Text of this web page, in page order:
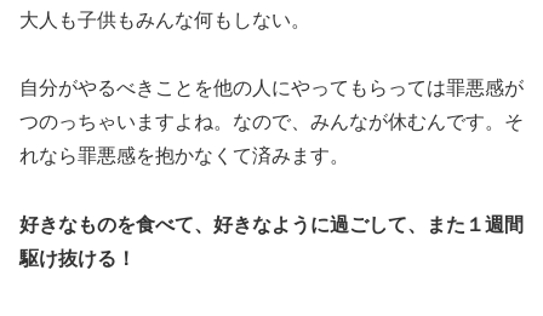
大人も子供もみんな何もしない。
自分がやるべきことを他の人にやってもらっては罪悪感が
つのっちゃいますよね。なので、みんなが休むんです。そ
れなら罪悪感を抱かなくて済みます。
好きなものを食べて、好きなように過ごして、また１週間
駆け抜ける！